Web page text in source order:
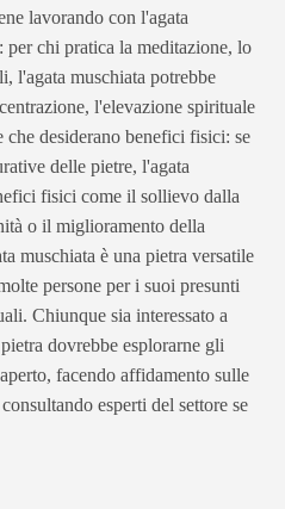
lavorando con l'agata
chi pratica la meditazione, lo
l'agata muschiata potrebbe
l'elevazione spirituale
desiderano benefici fisici: se
delle pietre, l'agata
fisici come il sollievo dalla
o il miglioramento della
muschiata è una pietra versatile
persone per i suoi presunti
Chiunque sia interessato a
dovrebbe esplorarne gli
facendo affidamento sulle
esperti del settore se